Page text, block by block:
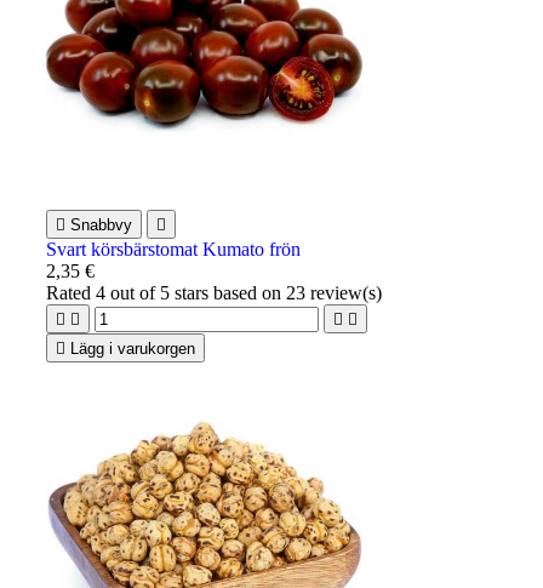
 Snabbvy 
Svart körsbärstomat Kumato frön
2,35 €
Rated4 out of 5 stars based on 23 review(s)
   
 Lägg i varukorgen